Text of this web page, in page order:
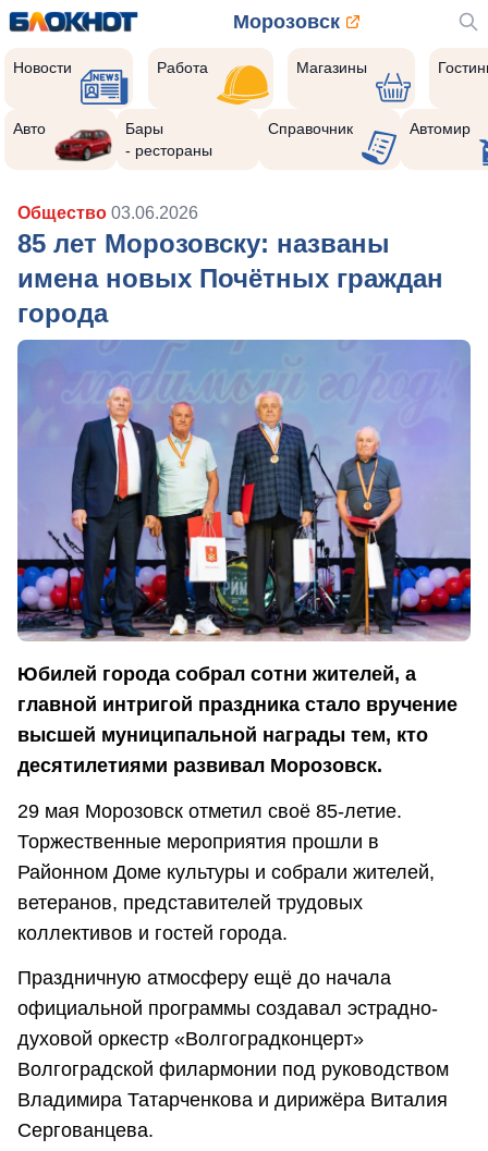
Морозовск
Новости Работа Магазины
Авто
Бары
- рестораны
Справочник Автомир
Общество 03.06.2026
85 лет Морозовску: названы
имена новых Почётных граждан
города
Юбилей города собрал сотни жителей, а
главной интригой праздника стало вручение
высшей муниципальной награды тем, кто
десятилетиями развивал Морозовск.
29 мая Морозовск отметил своё 85-летие.
Торжественные мероприятия прошли в
Районном Доме культуры и собрали жителей,
ветеранов, представителей трудовых
коллективов и гостей города.
Праздничную атмосферу ещё до начала
официальной программы создавал эстрадно-
духовой оркестр «Волгоградконцерт»
Волгоградской филармонии под руководством
Владимира Татарченкова и дирижёра Виталия
Сергованцева.